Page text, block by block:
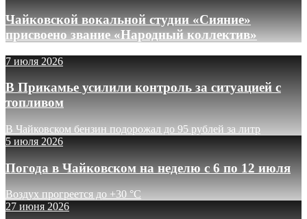
Чайковской вокальной студии «Сияние»
присвоено звание «Народный коллектив»
7 июля 2026
В Прикамье усилили контроль за ситуацией с
топливом
В Чайковском бензин подорожал до 95 рублей за литр
5 июля 2026
Погода в Чайковском на неделю с 6 по 12 июля
Воздух прогреется до +30 °C
27 июня 2026